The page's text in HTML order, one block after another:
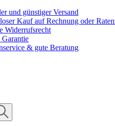
und günstiger Versand
Kauf auf Rechnung oder
Widerrufsrecht
Garantie
& gute Beratung